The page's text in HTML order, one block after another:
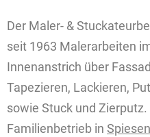
Der Maler- &
seit 1963 Malerarbeiten
Innenanstrich über
Tapezieren, Lackieren,
sowie Stuck und
Familienbetrieb in